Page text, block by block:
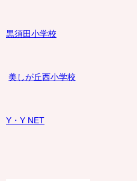
黒須田小学校
美しが丘西小学校
Y・Y NET